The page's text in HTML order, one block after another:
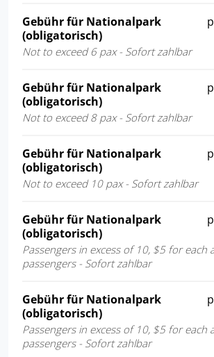
Gebühr für Nationalpark
(obligatorisch)
Not to exceed 6 pax - Sofort zahlbar
Gebühr für Nationalpark
(obligatorisch)
Not to exceed 8 pax - Sofort zahlbar
Gebühr für Nationalpark
(obligatorisch)
Not to exceed 10 pax - Sofort zahlbar
Gebühr für Nationalpark
(obligatorisch)
Passengers in excess of 10, $5 for each
passengers - Sofort zahlbar
Gebühr für Nationalpark
(obligatorisch)
Passengers in excess of 10, $5 for each
passengers - Sofort zahlbar